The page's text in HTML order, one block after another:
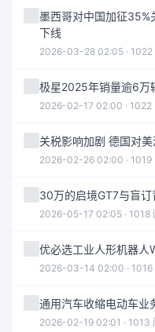
墨西哥对中国加征35%
下线
2026-03-28 02:05 · 1022
极星2025年销量逾6万
2026-02-17 02:00 · 1022
关税影响加剧 德国对
2026-02-26 02:00 · 1019
30万的启境GT7与盲订
2026-05-17 02:05 · 1018
优必选工业人形机器人
2026-03-14 02:00 · 1016
通用汽车收缩电动车
2026-02-19 02:01 · 1013